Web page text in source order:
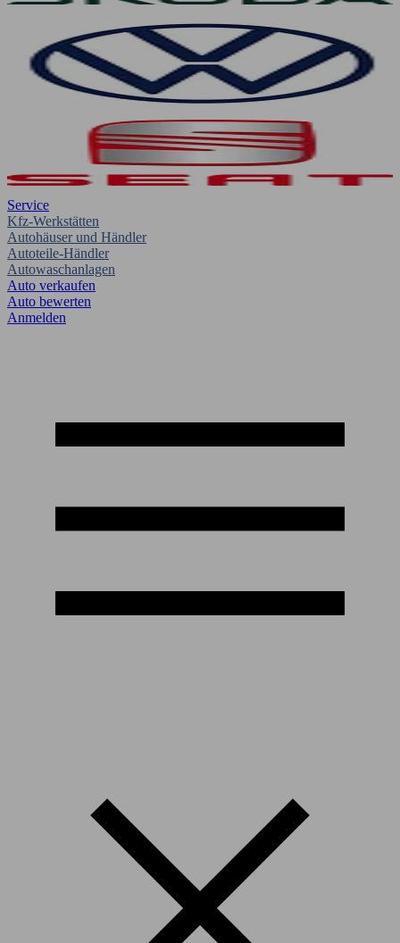
Service
Kfz-Werkstätten
Autohäuser und Händler
Autoteile-Händler
Autowaschanlagen
Auto verkaufen
Auto bewerten
Anmelden